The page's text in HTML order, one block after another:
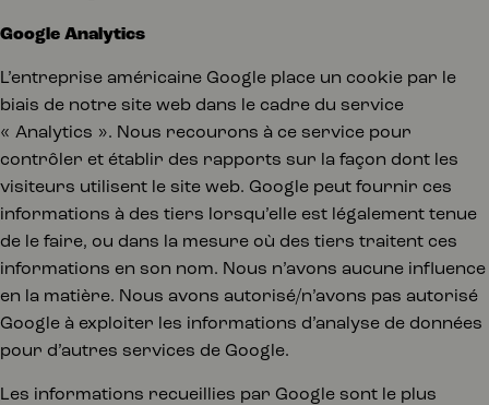
Google Analytics
L’entreprise américaine Google place un cookie par le
biais de notre site web dans le cadre du service
« Analytics ». Nous recourons à ce service pour
contrôler et établir des rapports sur la façon dont les
visiteurs utilisent le site web. Google peut fournir ces
informations à des tiers lorsqu’elle est légalement tenue
de le faire, ou dans la mesure où des tiers traitent ces
informations en son nom. Nous n’avons aucune influence
en la matière. Nous avons autorisé/n’avons pas autorisé
Google à exploiter les informations d’analyse de données
pour d’autres services de Google.
Les informations recueillies par Google sont le plus